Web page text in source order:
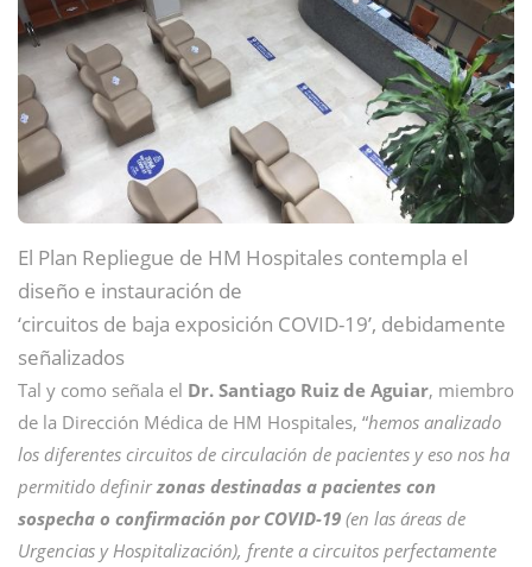
El Plan Repliegue de HM Hospitales contempla el
diseño e instauración de
‘circuitos de baja exposición COVID-19’, debidamente
señalizados
Tal y como señala el Dr. Santiago Ruiz de Aguiar, miembro
de la Dirección Médica de HM Hospitales, “hemos analizado
los diferentes circuitos de circulación de pacientes y eso nos ha
permitido definirzonas destinadas a pacientes con
sospecha o confirmación por COVID-19 (en las áreas de
Urgencias y Hospitalización), frente a circuitos perfectamente